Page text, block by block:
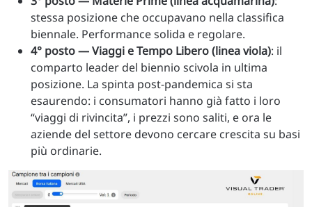
stessa posizione che occupavano nella classifica
biennale. Performance solida e regolare.
4° posto — Viaggi e Tempo Libero (linea viola): il
comparto leader del biennio scivola in ultima
posizione. La spinta post-pandemica si sta
esaurendo: i consumatori hanno già fatto i loro
“viaggi di rivincita”, i prezzi sono saliti, e ora le
aziende del settore devono cercare crescita su basi
più ordinarie.